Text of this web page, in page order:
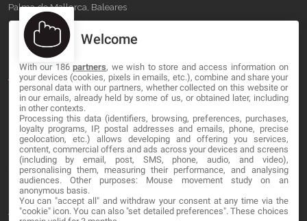
Palma de Mallorca, Baleares
OUR COMPANY
About
Blog
Contact
LEGAL
Cookies
Avviso Legale
Welcome
With our 186partners, we wish to store and access information on
your devices (cookies, pixels in emails, etc.), combine and share your
personal data with our partners, whether collected on this website or
in our emails, already held by some of us, or obtained later, including
in other contexts.
Processing this data (identifiers, browsing, preferences, purchases,
loyalty programs, IP, postal addresses and emails, phone, precise
geolocation, etc.) allows developing and offering you services,
content, commercial offers and ads across your devices and screens
(including by email, post, SMS, phone, audio, and video),
personalising them, measuring their performance, and analysing
audiences. Other purposes: Mouse movement study on an
anonymous basis.
You can "accept all" and withdraw your consent at any time via the
"cookie" icon. You can also "set detailed preferences". These choices